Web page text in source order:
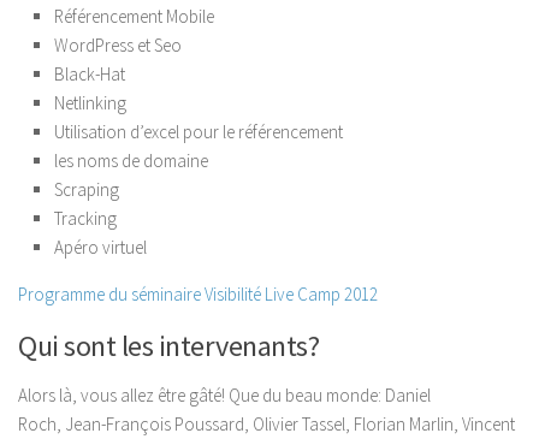
Référencement Mobile
WordPress et Seo
Black-Hat
Netlinking
Utilisation d’excel pour le référencement
les noms de domaine
Scraping
Tracking
Apéro virtuel
Programme du séminaire Visibilité Live Camp 2012
Qui sont les intervenants?
Alors là, vous allez être gâté! Que du beau monde: Daniel
Roch, Jean-François Poussard, Olivier Tassel, Florian Marlin, Vincent